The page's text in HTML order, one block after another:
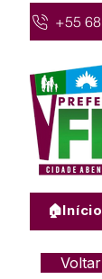
+55
🏠Início
Voltar